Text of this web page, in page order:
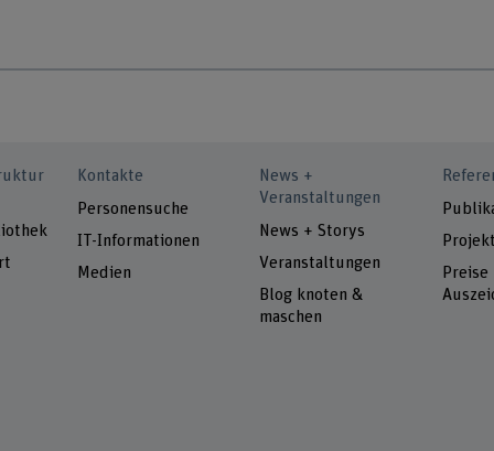
Kontakte
Personensuche
IT-Informationen
Medien
News +
Veranstaltungen
News + Storys
Veranstaltungen
Blog knoten &
maschen
Preise